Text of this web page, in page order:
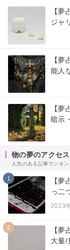
【
ジャ
【
能人
【
暗示
物の夢のアクセ
人気のある記事ランキン
1
【
っ二
2023
2
【
大量/